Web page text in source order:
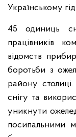
Українському
45 одиниць
працівників
відомств
боротьби з
району
снігу та
уникнути
посипальними